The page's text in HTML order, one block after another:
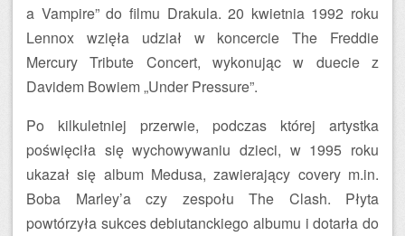
a Vampire” do filmu Drakula. 20 kwietnia 1992 roku
Lennox wzięła udział w koncercie The Freddie
Mercury Tribute Concert, wykonując w duecie z
Davidem Bowiem „Under Pressure”.
Po kilkuletniej przerwie, podczas której artystka
poświęciła się wychowywaniu dzieci, w 1995 roku
ukazał się album Medusa, zawierający covery m.in.
Boba Marley’a czy zespołu The Clash. Płyta
powtórzyła sukces debiutanckiego albumu i dotarła do